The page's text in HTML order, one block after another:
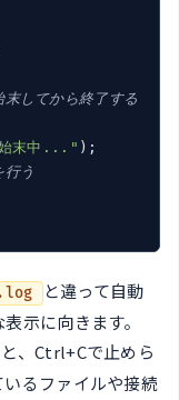
してから終了する
始末中..." );
う
と違って自動
示に向きます。
、Ctrl+Cで止めら
るファイルや接続